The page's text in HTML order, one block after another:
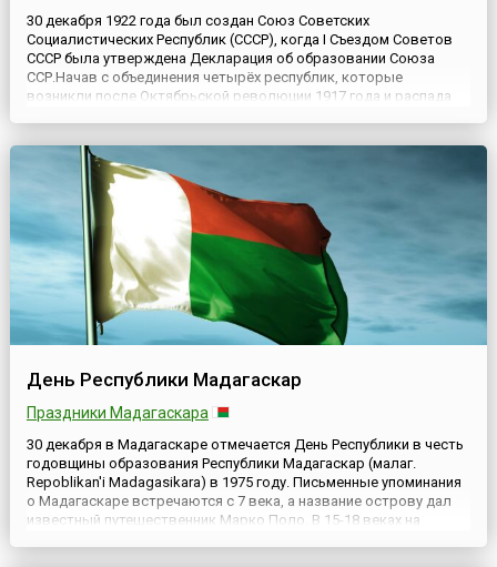
30 декабря 1922 года был создан Союз Советских
Социалистических Республик (СССР), когда I Съездом Советов
СССР была утверждена Декларация об образовании Союза
ССР.Начав с объединения четырёх республик, которые
возникли после Октябрьской революции 1917 года и распада
ССР, Узбекская ССР, ...
День Республики Мадагаскар
Праздники Мадагаскара
30 декабря в Мадагаскаре отмечается День Республики в честь
годовщины образования Республики Мадагаскар (малаг.
Repoblikan'i Madagasikara) в 1975 году. Письменные упоминания
о Мадагаскаре встречаются с 7 века, а название острову дал
известный путешественник Марко Поло. В 15-18 веках на